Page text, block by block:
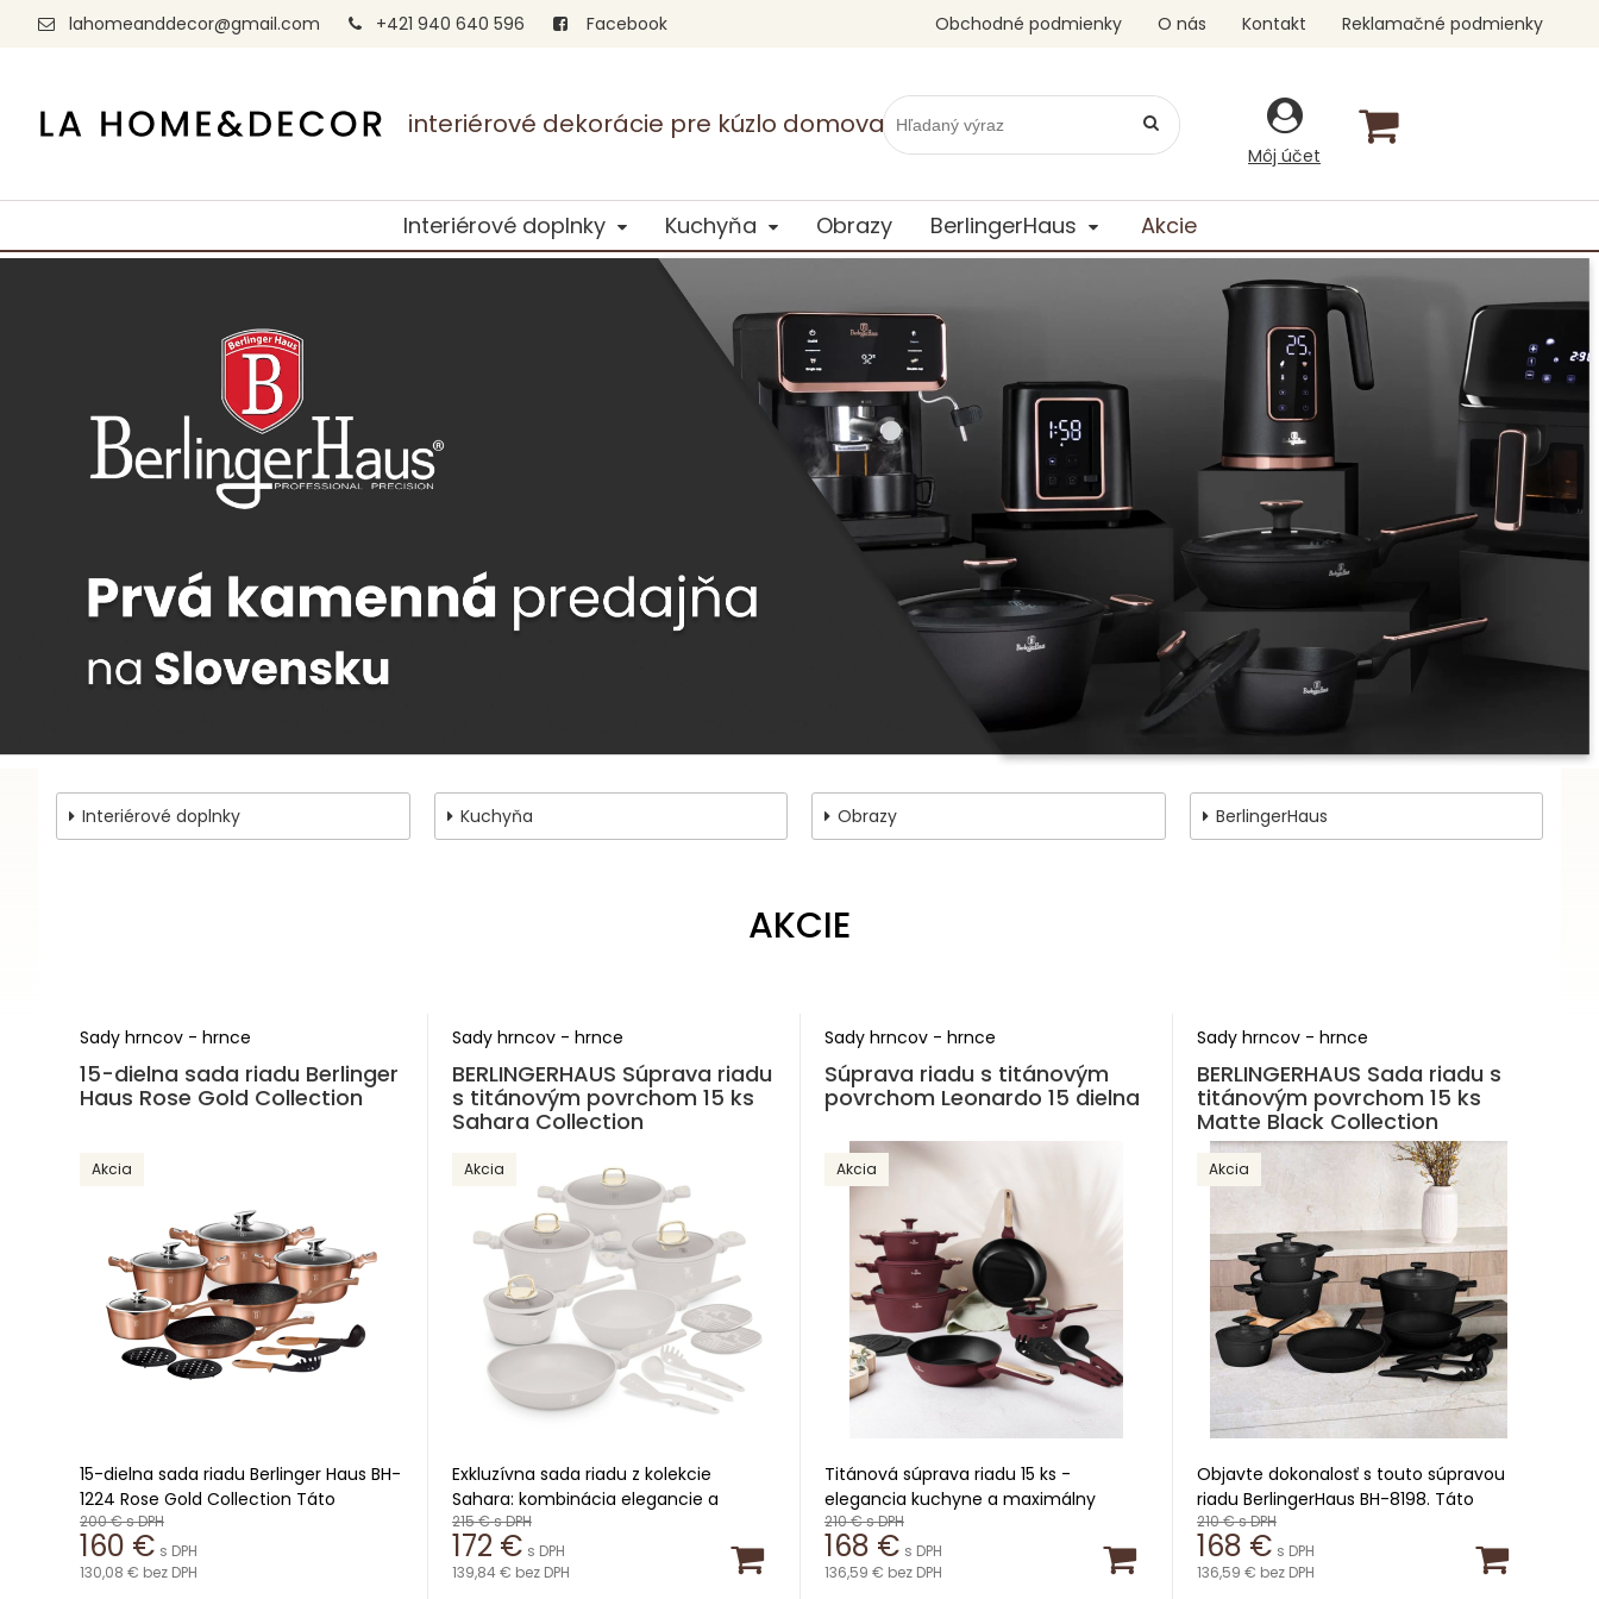
interiérové dekorácie pre kúzlo domova
lahomeanddecor@gmail.com +421 940 640 596 Facebook
Môj účet
Obchodné podmienky O nás Kontakt Reklamačné podmienky
Interiérové doplnky Kuchyňa Obrazy BerlingerHaus Akcie
Interiérové doplnky Kuchyňa Obrazy BerlingerHaus
AKCIE
Sady hrncov - hrnce
15-dielna sada riadu Berlinger
Haus Rose Gold Collection
Akcia
15-dielna sada riadu Berlinger Haus BH-
1224 Rose Gold Collection Táto
elegantná 15-dielna sada riadu z
kolekcie Rose Gold je vyrobená z
kovaného hliníka s hrubými stenami a
200 €s DPH
160 € s DPH
130,08 € bez DPH
Sady hrncov - hrnce
BERLINGERHAUS Súprava riadu
s titánovým povrchom 15 ks
Sahara Collection
Akcia
Exkluzívna sada riadu z kolekcie
Sahara: kombinácia elegancie a
funkčnosti Objavte dokonalosť varenia
s 15-dielnou titánovou súpravou riadu
Sahara Collection. Táto prémiová
215 €s DPH
172 € s DPH
139,84 € bez DPH
Sady hrncov - hrnce
Súprava riadu s titánovým
povrchom Leonardo 15 dielna
Akcia
Titánová súprava riadu 15 ks -
elegancia kuchyne a maximálny
výkon Vstúpte do sveta
profesionálneho varenia s touto
exkluzívnou súpravou riadu, ktorá
210 €s DPH
168 € s DPH
136,59 € bez DPH
Sady hrncov - hrnce
BERLINGERHAUS Sada riadu s
titánovým povrchom 15 ks
Matte Black Collection
Akcia
Objavte dokonalosť s touto súpravou
riadu BerlingerHaus BH-8198. Táto
elegantná a výkonná súprava je
navrhnutá tak, aby spĺňala všetky
potreby vašej kuchyne. Vďaka
210 €s DPH
168 € s DPH
136,59 € bez DPH